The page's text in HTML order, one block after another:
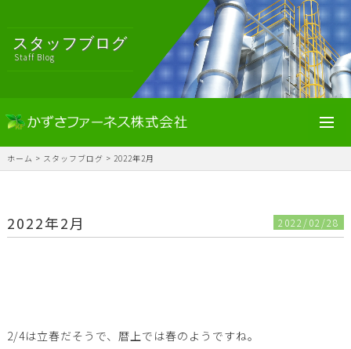
スタッフブログ
Staff Blog
ホーム > スタッフブログ > 2022年2月
2022年2月 2022/02/28
2/4は立春だそうで、暦上では春のようですね。